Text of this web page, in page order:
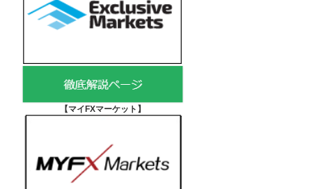
【マイFXマーケット 】